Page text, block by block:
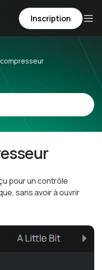
Inscription
compresseur
pour un contrôle
sans avoir à ouvrir